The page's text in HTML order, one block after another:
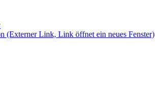
(Externer Link, Link öffnet ein neues Fenster)